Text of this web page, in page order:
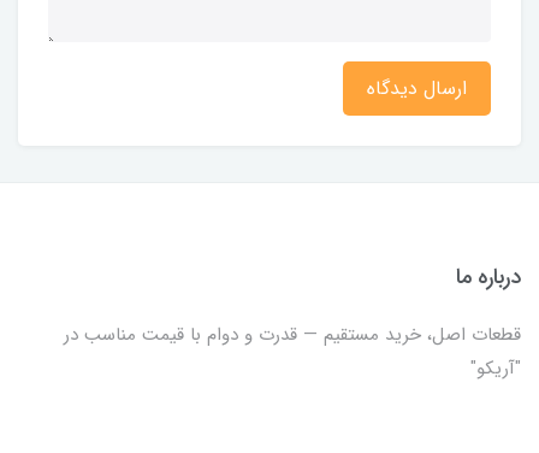
ارسال دیدگاه
درباره ما
قطعات اصل، خرید مستقیم — قدرت و دوام با قیمت مناسب در
"آریکو"